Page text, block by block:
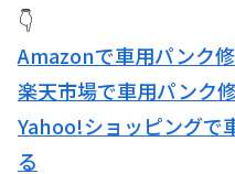
👇
Amazonで車用パンク
楽天市場で車用パンク
Yahoo!ショッピングで
る